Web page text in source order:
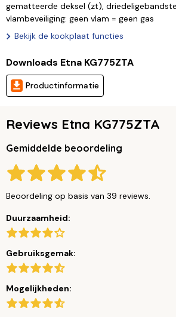
gematteerde deksel (zt),
vlambeveiliging: geen vlam = geen gas
Bekijk de kookplaat functies
Downloads Etna KG775ZTA
Productinformatie
Reviews Etna KG775ZTA
Gemiddelde beoordeling
Beoordeling op basis van 39 reviews.
Duurzaamheid:
Gebruiksgemak:
Mogelijkheden: